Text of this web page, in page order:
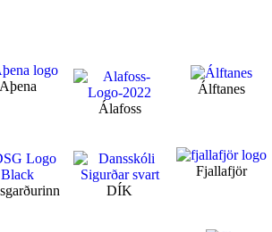
Aþena
Álafoss
Álftanes
DÍK
Fjallafjör